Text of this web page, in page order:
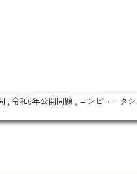
, 令和6年公開問題 , コンピュータ